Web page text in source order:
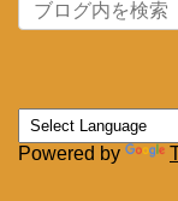
Powered by